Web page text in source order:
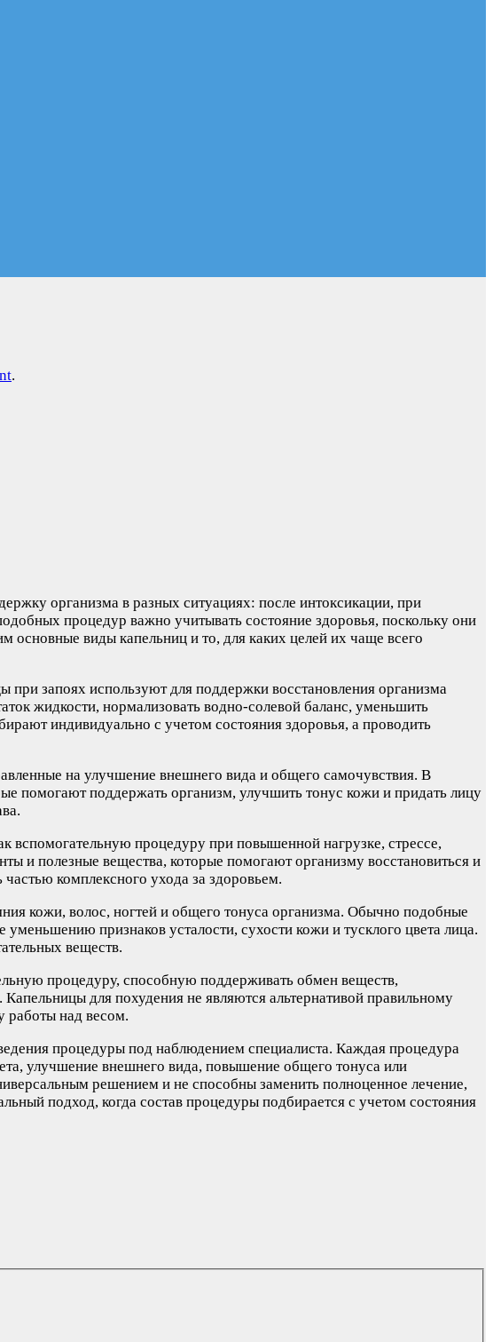
.
организма в разных ситуациях: после интоксикации, при
процедур важно учитывать состояние здоровья, поскольку они
основные виды капельниц и то, для каких целей их чаще всего
при запоях используют для поддержки восстановления организма
жидкости, нормализовать водно-солевой баланс, уменьшить
индивидуально с учетом состояния здоровья, а проводить
на улучшение внешнего вида и общего самочувствия. В
помогают поддержать организм, улучшить тонус кожи и придать лицу
вспомогательную процедуру при повышенной нагрузке, стрессе,
и полезные вещества, которые помогают организму восстановиться и
комплексного ухода за здоровьем.
кожи, волос, ногтей и общего тонуса организма. Обычно подобные
признаков усталости, сухости кожи и тусклого цвета лица.
веществ.
процедуру, способную поддерживать обмен веществ,
для похудения не являются альтернативой правильному
работы над весом.
процедуры под наблюдением специалиста. Каждая процедура
улучшение внешнего вида, повышение общего тонуса или
решением и не способны заменить полноценное лечение,
подход, когда состав процедуры подбирается с учетом состояния